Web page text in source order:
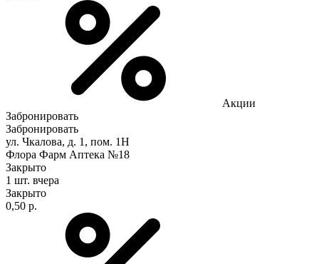
Акции
Забронировать
Забронировать
ул. Чкалова, д. 1, пом. 1Н
Флора Фарм Аптека №18
Закрыто
1 шт. вчера
Закрыто
0,50 р.